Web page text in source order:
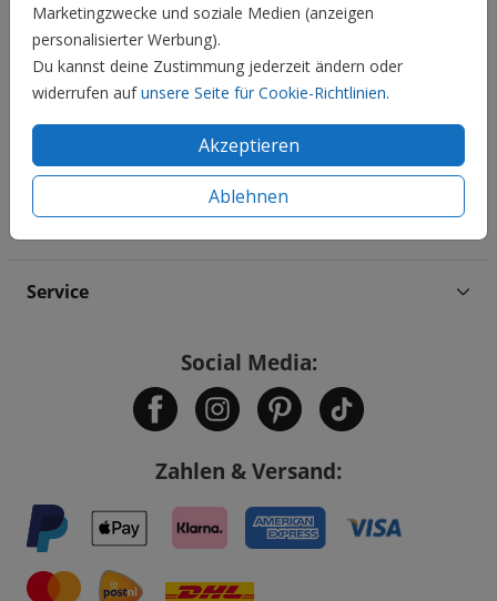
Marketingzwecke und soziale Medien (anzeigen
personalisierter Werbung).
Du kannst deine Zustimmung jederzeit ändern oder
widerrufen aufunsere Seite für Cookie-Richtlinien.
Akzeptieren
Ablehnen
passen könnte.
Preis:1,79 € für 1 Musterset
Hochzeit
Familie & Feiertage
Service
Social Media:
Zahlen & Versand: